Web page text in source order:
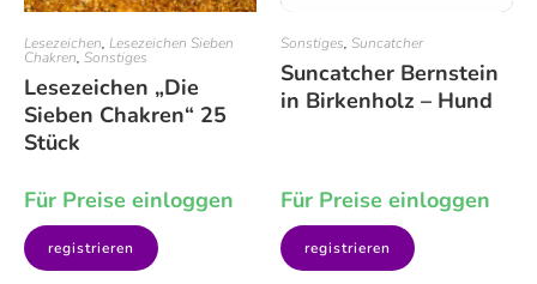
Lesezeichen, Lesezeichen Sieben
Chakren, Sonstiges
Lesezeichen „Die
Sieben Chakren“ 25
Stück
Für Preise einloggen
registrieren
Sonstiges, Suncatcher
Suncatcher Bernstein
in Birkenholz – Hund
Für Preise einloggen
registrieren